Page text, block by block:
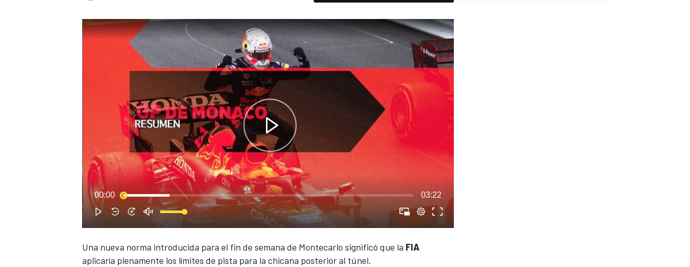
00:00 03:22
Una nueva norma introducida para el fin de semana de Montecarlo significó que la FIA
aplicaría plenamente los límites de pista para la chicana posterior al túnel.